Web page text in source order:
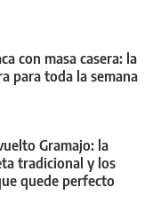
con masa casera: la
para toda la semana
Gramajo: la
tradicional y los
quede perfecto